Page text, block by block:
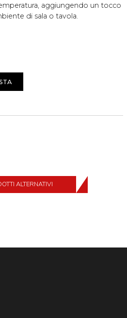
aggiungendo un tocco
di sala o tavola.
ALTERNATIVI